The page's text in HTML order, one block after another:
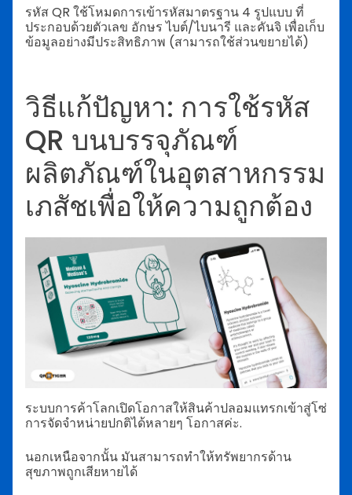
รหัส QR ใช้โหมดการเข้ารหัสมาตรฐาน 4 รูปแบบ ที่
ประกอบด้วยตัวเลข อักษร ไบต์/ไบนารี และคันจิ เพื่อเก็บ
ข้อมูลอย่างมีประสิทธิภาพ (สามารถใช้ส่วนขยายได้)
วิธีแก้ปัญหา: การใช้รหัส
QR บนบรรจุภัณฑ์
ผลิตภัณฑ์ในอุตสาหกรรม
เภสัชเพื่อให้ความถูกต้อง
ระบบการค้าโลกเปิดโอกาสให้สินค้าปลอมแทรกเข้าสู่โซ่
การจัดจำหน่ายปกติได้หลายๆ โอกาสค่ะ.
นอกเหนือจากนั้น มันสามารถทำให้ทรัพยากรด้าน
สุขภาพถูกเสียหายได้